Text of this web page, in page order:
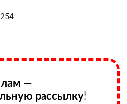
—
рассылку!